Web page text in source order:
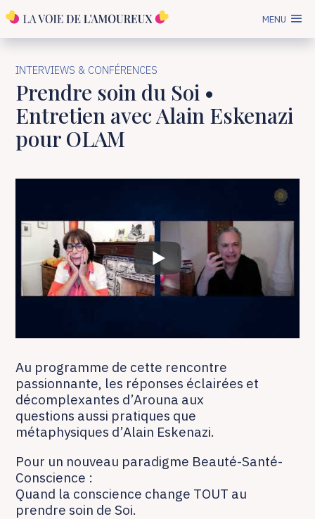
MENU
INTERVIEWS & CONFÉRENCES
Prendre soin du Soi •
Entretien avec Alain Eskenazi
pour OLAM
Au programme de cette rencontre
passionnante, les réponses éclairées et
décomplexantes d’Arouna aux
questions aussi pratiques que
métaphysiques d’Alain Eskenazi.
Pour un nouveau paradigme Beauté-Santé-
Conscience :
Quand la conscience change TOUT au
prendre soin de Soi.